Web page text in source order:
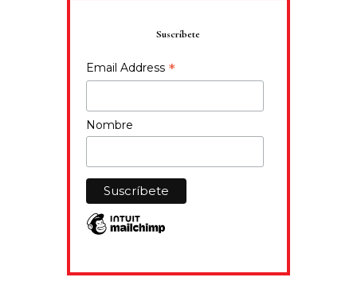
Suscríbete
Email Address *
Nombre